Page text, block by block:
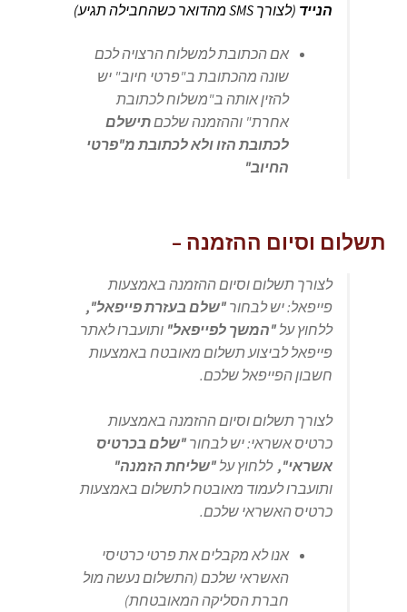
הנייד (לצורך SMS מהדואר כשהחבילה תגיע)
אם הכתובת למשלוח הרצויה לכם
שונה מהכתובת ב"פרטי חיוב" יש
להזין אותה ב"משלוח לכתובת
אחרת" וההזמנה שלכםתישלם
לכתובת הזו ולא לכתובת מ"פרטי
החיוב"
תשלום וסיום ההזמנה –
לצורך תשלום וסיום ההזמנה באמצעות
פייפאל: יש לבחור "שלם בעזרת פייפאל",
ללחוץ על "המשך לפייפאל" ותועברו לאתר
פייפאל לביצוע תשלום מאובטח באמצעות
חשבון הפייפאל שלכם.
לצורך תשלום וסיום ההזמנה באמצעות
כרטיס אשראי: יש לבחור "שלם בכרטיס
אשראי",ללחוץ על "שליחת הזמנה"
ותועברו לעמוד מאובטח לתשלום באמצעות
כרטיס האשראי שלכם.
אנו לא מקבלים את פרטי כרטיסי
האשראי שלכם (התשלום נעשה מול
חברת הסליקה המאובטחת)